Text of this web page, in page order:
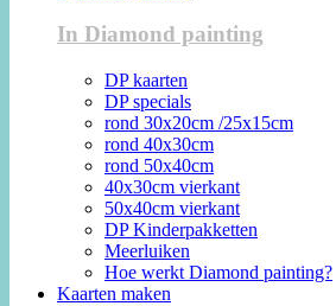
In Diamond painting
DP kaarten
DP specials
rond 30x20cm /25x15cm
rond 40x30cm
rond 50x40cm
40x30cm vierkant
50x40cm vierkant
DP Kinderpakketten
Meerluiken
Hoe werkt Diamond painting?
Kaarten maken